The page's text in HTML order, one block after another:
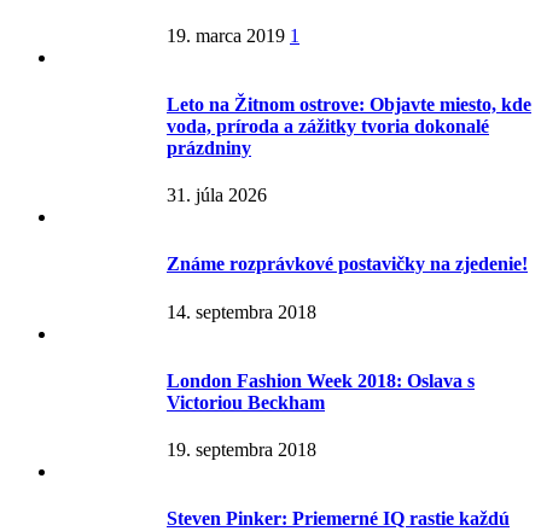
19. marca 2019 1
Leto na Žitnom ostrove: Objavte miesto, kde
voda, príroda a zážitky tvoria dokonalé
prázdniny
31. júla 2026
Známe rozprávkové postavičky na zjedenie!
14. septembra 2018
London Fashion Week 2018: Oslava s
Victoriou Beckham
19. septembra 2018
Steven Pinker: Priemerné IQ rastie každú